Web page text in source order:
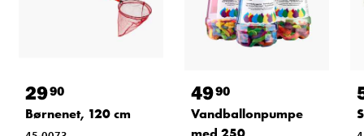
2990
Børnenet, 120 cm
4990
Vandballonpumpe